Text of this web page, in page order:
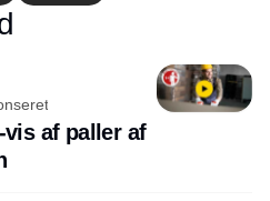
vis af paller af